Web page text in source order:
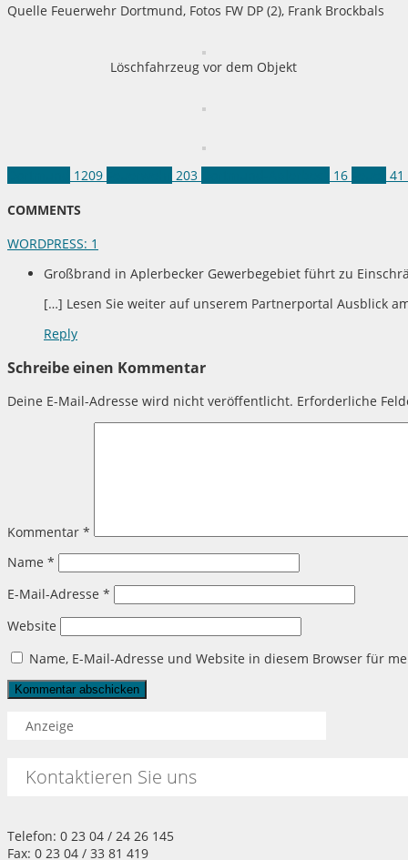
Quelle Feuerwehr Dortmund, Fotos FW DP (2), Frank Brockbals
Löschfahrzeug vor dem Objekt
1209 203 16
41
COMMENTS
WORDPRESS: 1
Großbrand in Aplerbecker Gewerbegebiet führt zu
[…] Lesen Sie weiter auf unserem Partnerportal Ausblick
Reply
Schreibe einen Kommentar
Deine E-Mail-Adresse wird nicht veröffentlicht. Erforderliche
Kommentar *
Name *
E-Mail-Adresse *
Website
Name, E-Mail-Adresse und Website in diesem Browser für
Anzeige
Kontaktieren Sie uns
Telefon: 0 23 04 / 24 26 145
Fax: 0 23 04 / 33 81 419